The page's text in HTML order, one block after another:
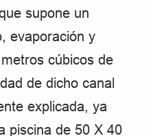
supone un
evaporación y
cúbicos de
de dicho canal
explicada, ya
piscina de 50 X 40